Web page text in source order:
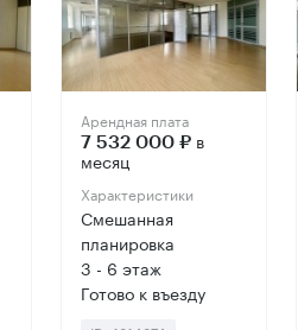
Арендная плата
7 532 000 ₽в
месяц
Характеристики
Смешанная
планировка
3 - 6 этаж
Готово к въезду